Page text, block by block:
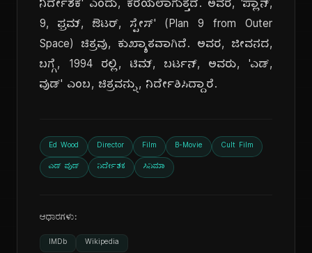
ನಿರ್ದೇಶಕ' ಎಂದು, ಕರೆಯಲಾಗುತ್ತದೆ. ಅವರ, 'ಪ್ಲಾನ್,
9, ಫ್ರಮ್, ಔಟರ್, ಸ್ಪೇಸ್' (Plan 9 from Outer
Space) ಚಿತ್ರವು, ಕುಖ್ಯಾತವಾಗಿದೆ. ಅವರ, ಜೀವನದ,
ಬಗ್ಗೆ, 1994 ರಲ್ಲಿ, ಟಿಮ್, ಬರ್ಟನ್, ಅವರು, 'ಎಡ್,
ವುಡ್' ಎಂಬ, ಚಿತ್ರವನ್ನು, ನಿರ್ದೇಶಿಸಿದ್ದಾರೆ.
Ed Wood Director Film B-Movie Cult Film
ಎಡ್ ವುಡ್ ನಿರ್ದೇಶಕ ಸಿನಿಮಾ
ಆಧಾರಗಳು:
IMDb Wikipedia